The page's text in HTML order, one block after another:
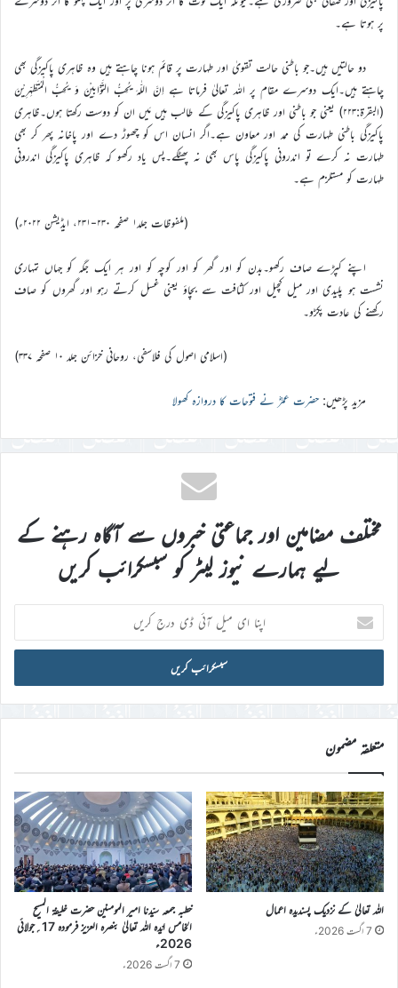
پر ہوتا ہے۔
دو حالتیں ہیں۔جو باطنی حالت تقویٰ اور طہارت پر قائم ہونا چاہتے ہیں وہ ظاہری پاکیزگی بھی
چاہتے ہیں۔ایک دوسرے مقام پر اللہ تعالیٰ فرماتا ہے اِنَّ اللّٰهَ يُحِبُّ التَّوَّابِيْنَ وَ يُحِبُّ الْمُتَطَهِّرِيْنَ
(البقرۃ:۲۲۳) یعنی جو باطنی اور ظاہری پاکیزگی کے طالب ہیں مَیں ان کو دوست رکھتا ہوں۔ظاہری
پاکیزگی باطنی طہارت کی ممد اور معاون ہے۔اگر انسان اس کو چھوڑ دے اور پاخانہ پھر کر بھی
طہارت نہ کرے تو اندرونی پاکیزگی پاس بھی نہ پھٹکے۔پس یاد رکھو کہ ظاہری پاکیزگی اندرونی
طہارت کو مستلزم ہے۔
(ملفوظات جلد۱ صفحہ ۲۳۰-۲۳۱، ایڈیشن ۲۰۲۲ء)
اپنے کپڑے صاف رکھو۔بدن کو اور گھر کو اور کوچہ کو اور ہر ایک جگہ کو جہاں تمہاری
نشست ہو پلیدی اور میل کچیل اور کثافت سے بچاؤ یعنی غسل کرتے رہو اور گھروں کو صاف
رکھنے کی عادت پکڑو۔
(اسلامی اصول کی فلاسفی، روحانی خزائن جلد ۱۰ صفحہ ۳۳۷)
مزید پڑھیں: حضرت عمرؓ نے فتوحات کا دروازہ کھولا
مختلف مضامین اور جماعتی خبروں سے آگاہ رہنے کے
لیے ہمارے نیوز لیٹر کو سبسکرائب کریں
اپنا
ای
میل
ڈی
درج
کریں
متعلقہ مضمون
اللہ تعالیٰ کے نزدیک پسندیدہ اعمال
7 اگست 2026ء
خطبہ جمعہ سیّدنا امیر المومنین حضرت خلیفۃ المسیح
الخامس ایّدہ اللہ تعالیٰ بنصرہ العزیز فرمودہ 17؍جولائی
2026ء
7 اگست 2026ء